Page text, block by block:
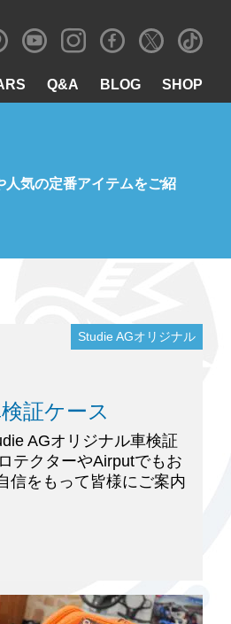
Q&A BLOG SHOP
人気の定番アイテムをご紹
Studie AGオリジナル
証ケース
AGオリジナル車検証
テクターやAirputでもお
信をもって皆様にご案内